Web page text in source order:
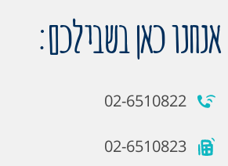
אנחנו כאן בשבילכם:
02-6510822
02-6510823